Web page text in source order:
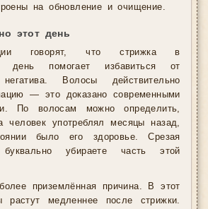
на обновление и очищение.
этот день
говорят, что стрижка в
день помогает избавиться от
негатива. Волосы действительно
— это доказано современными
По волосам можно определить,
человек употреблял месяцы назад,
было его здоровье. Срезая
убираете часть этой
приземлённая причина. В этот
растут медленнее после стрижки.